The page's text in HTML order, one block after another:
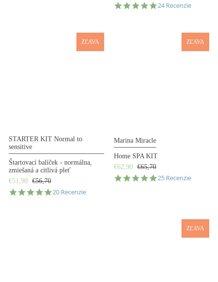
4.8
24 Recenzie
ZĽAVA
STARTER KIT Normal to
sensitive
Štartovací balíček - normálna,
zmiešaná a citlivá pleť
€51,90
€56,70
5.0
20 Recenzie
ZĽAVA
Marina Miracle
Home SPA KIT
€62,90
€65,70
5.0
25 Recenzie
ZĽAVA